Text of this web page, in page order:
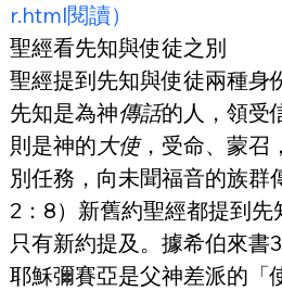
r.html閱讀）
聖經看先知與使徒之別
聖經提到先知與使徒兩種身
先知是為神傳話的人，領受
則是神的 大使，受命、蒙召
別任務，向未聞福音的族群
2：8）新舊約聖經都提到
只有新約提及。據希伯來書
耶穌彌賽亞是父神差派的「